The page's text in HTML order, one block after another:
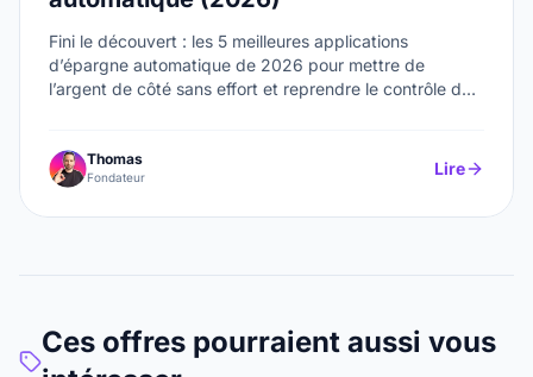
Fini le découvert : les 5 meilleures applications
d’épargne automatique de 2026 pour mettre de
l’argent de côté sans effort et reprendre le contrôle de
Thomas
Fondateur Lire
Ces offres pourraient aussi vous